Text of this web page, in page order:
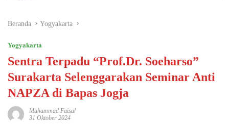
Beranda Yogyakarta
Yogyakarta
Sentra Terpadu “Prof.Dr. Soeharso”
Surakarta Selenggarakan Seminar Anti
NAPZA di Bapas Jogja
Muhammad Faisal
31 Oktober 2024